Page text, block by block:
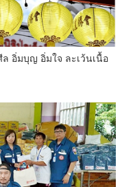
อิ่มบุญ อิ่มใจ ละเว้นเนื้อ